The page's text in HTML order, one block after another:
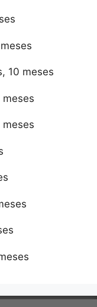
10 meses
meses
meses